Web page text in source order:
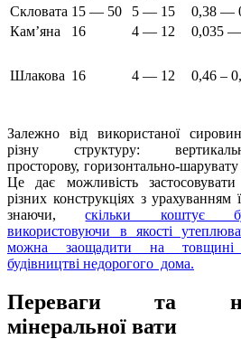
Скловата 15 — 50 5 — 15 0,38 —
Кам’яна
16 4 — 12 0,035
Шлакова 16 4 — 12 0,46 –
Залежно від використаної
різну структуру:
просторову, горизонтально-шарувату
Це дає можливість
різних конструкціях з урахуванням
знаючи,скільки коштує
використовуючи в якості
можна заощадити на
будівництві недорогого дома.
Переваги та
мінеральної вати